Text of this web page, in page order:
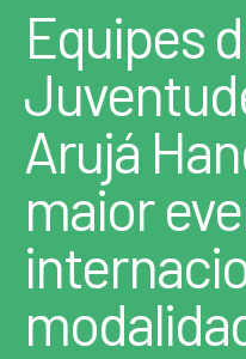
Equipes
Arujá
maior